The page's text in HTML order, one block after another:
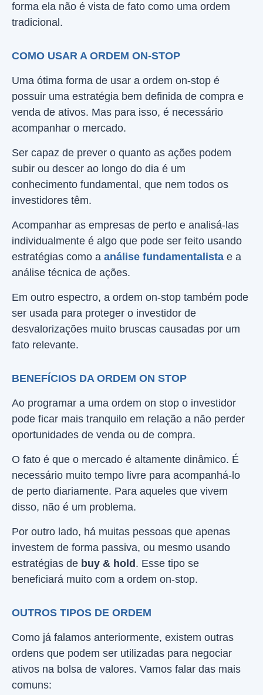
forma ela não é vista de fato como uma ordem
tradicional.
COMO USAR A ORDEM ON-STOP
Uma ótima forma de usar a ordem on-stop é
possuir uma estratégia bem definida de compra e
venda de ativos. Mas para isso, é necessário
acompanhar o mercado.
Ser capaz de prever o quanto as ações podem
subir ou descer ao longo do dia é um
conhecimento fundamental, que nem todos os
investidores têm.
Acompanhar as empresas de perto e analisá-las
individualmente é algo que pode ser feito usando
estratégias como a análise fundamentalista e a
análise técnica de ações.
Em outro espectro, a ordem on-stop também pode
ser usada para proteger o investidor de
desvalorizações muito bruscas causadas por um
fato relevante.
BENEFÍCIOS DA ORDEM ON STOP
Ao programar a uma ordem on stop o investidor
pode ficar mais tranquilo em relação a não perder
oportunidades de venda ou de compra.
O fato é que o mercado é altamente dinâmico. É
necessário muito tempo livre para acompanhá-lo
de perto diariamente. Para aqueles que vivem
disso, não é um problema.
Por outro lado, há muitas pessoas que apenas
investem de forma passiva, ou mesmo usando
estratégias de buy & hold . Esse tipo se
beneficiará muito com a ordem on-stop.
OUTROS TIPOS DE ORDEM
Como já falamos anteriormente, existem outras
ordens que podem ser utilizadas para negociar
ativos na bolsa de valores. Vamos falar das mais
comuns: